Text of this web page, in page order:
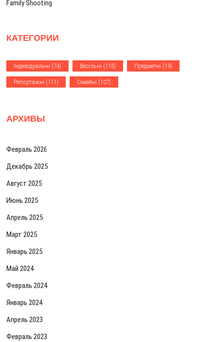
и
я
м
Family Shooting
КАТЕГОРИИ
Iндивiдуальнi (74) Весiльнi (115) Предметнi (19)
Репортажнi (111) Сiмейнi (107)
АРХИВЫ
Февраль 2026
Декабрь 2025
Август 2025
Июнь 2025
Апрель 2025
Март 2025
Январь 2025
Май 2024
Февраль 2024
Январь 2024
Апрель 2023
Февраль 2023